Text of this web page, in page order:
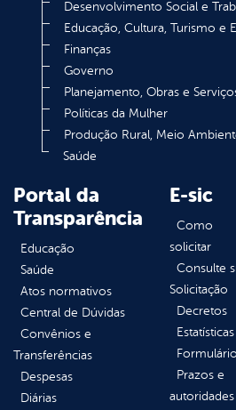
Desenvolvimento Social e
Educação, Cultura, Turismo e
Finanças
Governo
Planejamento, Obras e
Políticas da Mulher
Produção Rural, Meio
Saúde
Portal da
Transparência
Educação
Saúde
Atos normativos
Central de Dúvidas
Convênios e
Transferências
Despesas
Diárias
E-sic
Como
solicitar
Consulte
Solicitação
Decretos
Estatísticas
Prazos e
autoridades